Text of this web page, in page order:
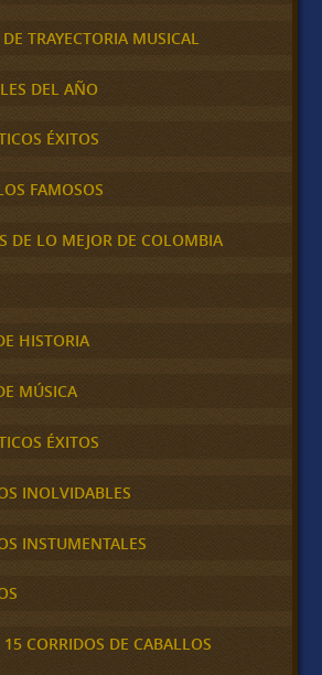
TRAYECTORIA MUSICAL
DEL AÑO
ÉXITOS
FAMOSOS
DE LO MEJOR DE COLOMBIA
HISTORIA
MÚSICA
ÉXITOS
INOLVIDABLES
INSTUMENTALES
CORRIDOS DE CABALLOS